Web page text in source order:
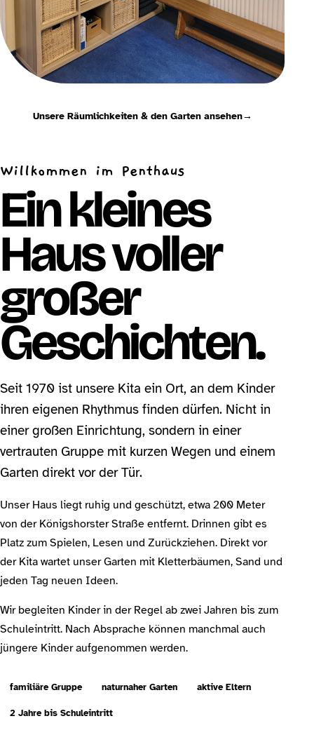
Unsere Räumlichkeiten & den Garten ansehen→
Willkommen im Penthaus
Ein kleines
Haus voller
großer
Geschichten.
Seit 1970 ist unsere Kita ein Ort, an dem Kinder
ihren eigenen Rhythmus finden dürfen. Nicht in
einer großen Einrichtung, sondern in einer
vertrauten Gruppe mit kurzen Wegen und einem
Garten direkt vor der Tür.
Unser Haus liegt ruhig und geschützt, etwa 200 Meter
von der Königshorster Straße entfernt. Drinnen gibt es
Platz zum Spielen, Lesen und Zurückziehen. Direkt vor
der Kita wartet unser Garten mit Kletterbäumen, Sand und
jeden Tag neuen Ideen.
Wir begleiten Kinder in der Regel ab zwei Jahren bis zum
Schuleintritt. Nach Absprache können manchmal auch
jüngere Kinder aufgenommen werden.
familiäre Gruppe naturnaher Garten aktive Eltern
2 Jahre bis Schuleintritt